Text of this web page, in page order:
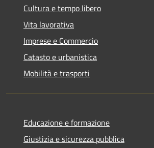
Cultura e tempo libero
Vita lavorativa
Imprese e Commercio
Catasto e urbanistica
Mobilità e trasporti
Educazione e formazione
Giustizia e sicurezza pubblica